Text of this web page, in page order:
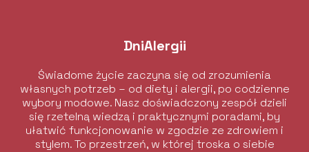
DniAlergii
Świadome życie zaczyna się od zrozumienia
własnych potrzeb – od diety i alergii, po codzienne
wybory modowe. Nasz doświadczony zespół dzieli
się rzetelną wiedzą i praktycznymi poradami, by
ułatwić funkcjonowanie w zgodzie ze zdrowiem i
stylem. To przestrzeń, w której troska o siebie